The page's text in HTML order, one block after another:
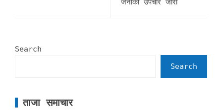
जनाको उपचार जारी
Search
Search
ताजा समाचार